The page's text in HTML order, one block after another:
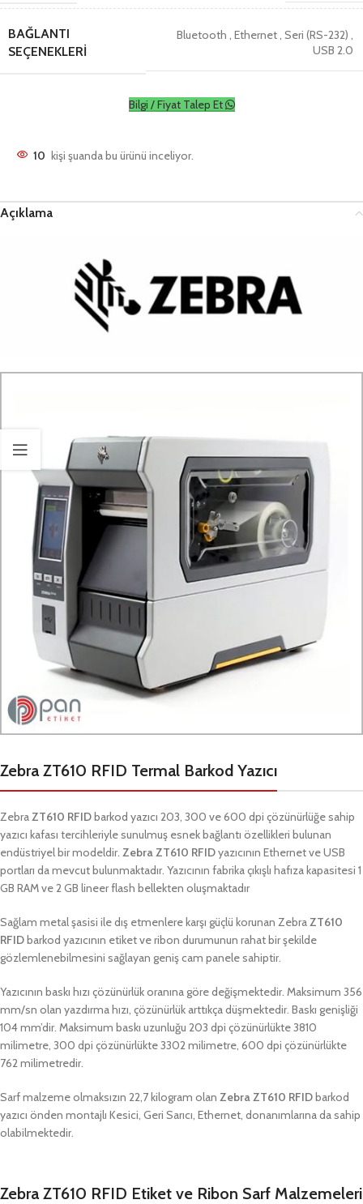
BAĞLANTI
SEÇENEKLERI
Bluetooth , Ethernet, Seri (RS-232) ,
USB 2.0
Bilgi / Fiyat Talep Et
10 kişi şuanda bu ürünü inceliyor.
Açıklama
Zebra ZT610 RFID Termal Barkod Yazıcı
ZebraZT610 RFIDbarkod yazıcı 203, 300 ve 600 dpi çözünürlüğe sahip
yazıcı kafası tercihleriyle sunulmuş esnek bağlantı özellikleri bulunan
endüstriyel bir modeldir. ZebraZT610 RFIDyazıcının Ethernet ve USB
portları da mevcut bulunmaktadır. Yazıcının fabrika çıkışlı hafıza kapasitesi 1
GB RAM ve 2 GB lineer flash bellekten oluşmaktadır
Sağlam metal şasisi iledış etmenlere karşı güçlü korunan ZebraZT610
RFIDbarkod yazıcının etiket ve ribon durumunun rahat bir şekilde
gözlemlenebilmesini sağlayan geniş cam panele sahiptir.
Yazıcının baskı hızı çözünürlük oranına göre değişmektedir. Maksimum 356
mm/sn olan yazdırma hızı, çözünürlük arttıkça düşmektedir. Baskı genişliği
104 mm’dir. Maksimum baskı uzunluğu 203 dpi çözünürlükte 3810
milimetre, 300 dpi çözünürlükte 3302 milimetre, 600 dpi çözünürlükte
762 milimetredir.
Sarf malzeme olmaksızın 22,7 kilogram olan Zebra ZT610 RFIDbarkod
yazıcı önden montajlı Kesici, Geri Sarıcı, Ethernet, donanımlarına da sahip
olabilmektedir.
Zebra ZT610 RFID Etiket ve Ribon Sarf Malzemeleri